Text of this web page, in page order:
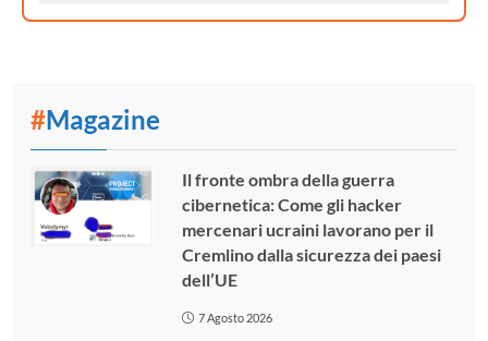
#Magazine
Il fronte ombra della guerra
cibernetica: Come gli hacker
mercenari ucraini lavorano per il
Cremlino dalla sicurezza dei paesi
dell’UE
7 Agosto 2026